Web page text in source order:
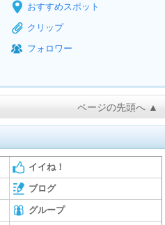
おすすめスポット
クリップ
フォロワー
ページの先頭へ ▲
イイね！
ブログ
グループ